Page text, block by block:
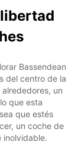
Bassendean
del centro de la
un
que esta
que estés
un coche de
inolvidable.